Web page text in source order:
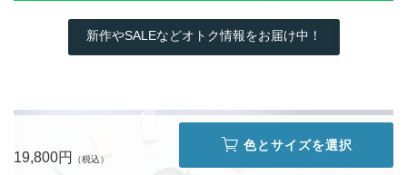
新作やSALEなどオトク情報をお届け中！
19,800円
色とサイズを選択